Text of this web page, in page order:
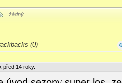
žádný
(0)
před 14 roky.